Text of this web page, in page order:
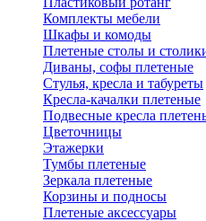
Комплекты мебели
Шкафы и комоды
Плетеные столы и
Диваны, софы плетеные
Стулья, кресла и табуреты
Кресла-качалки плетеные
Подвесные кресла
Цветочницы
Этажерки
Тумбы плетеные
Зеркала плетеные
Корзины и подносы
Плетеные аксессуары